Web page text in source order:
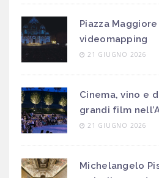
Piazza
videomapping
21 GIUGNO 2026
Cinema, vino e
grandi film
21 GIUGNO 2026
Michelangelo